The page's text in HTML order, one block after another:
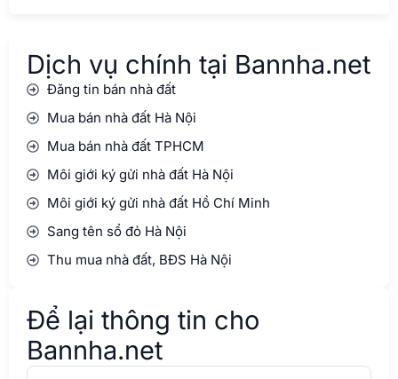
Dịch vụ chính tại Bannha.net
Đăng tin bán nhà đất
Mua bán nhà đất Hà Nội
Mua bán nhà đất TPHCM
Môi giới ký gửi nhà đất Hà Nội
Môi giới ký gửi nhà đất Hồ Chí Minh
Sang tên sổ đỏ Hà Nội
Thu mua nhà đất, BĐS Hà Nội
Để lại thông tin cho
Bannha.net